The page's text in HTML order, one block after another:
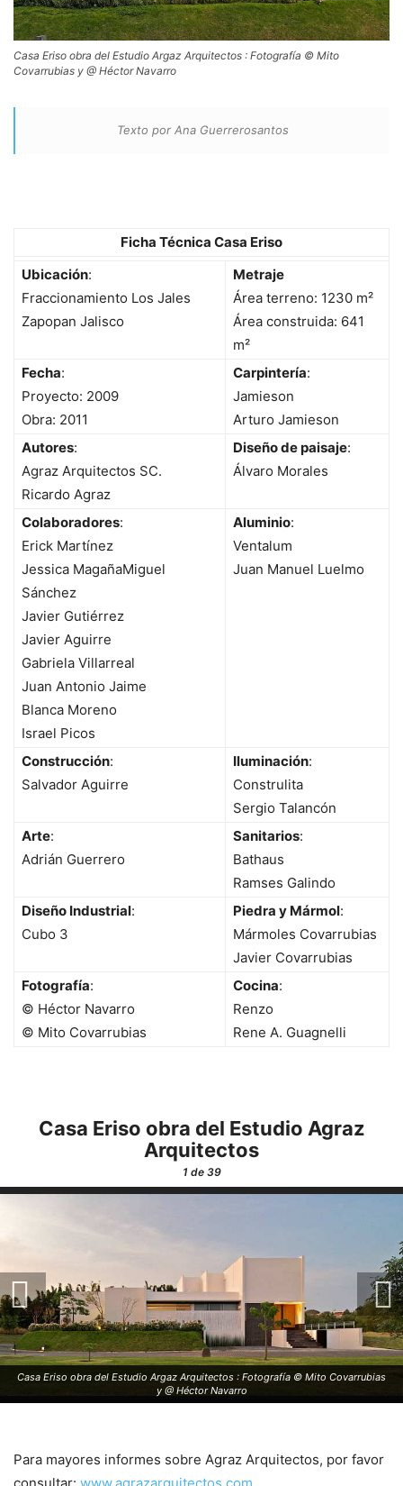
Casa Eriso obra del Estudio Argaz Arquitectos : Fotografía © Mito
Covarrubias y @ Héctor Navarro
Texto por Ana Guerrerosantos
Ficha Técnica Casa Eriso
Ubicación:
Fraccionamiento Los Jales
Zapopan Jalisco
Metraje
Área terreno: 1230 m²
Área construida: 641
m²
Fecha:
Proyecto: 2009
Obra: 2011
Carpintería:
Jamieson
Arturo Jamieson
Autores:
Agraz Arquitectos SC.
Ricardo Agraz
Diseño de paisaje:
Álvaro Morales
Colaboradores:
Erick Martínez
Jessica MagañaMiguel
Sánchez
Javier Gutiérrez
Javier Aguirre
Gabriela Villarreal
Juan Antonio Jaime
Blanca Moreno
Israel Picos
Aluminio:
Ventalum
Juan Manuel Luelmo
Construcción:
Salvador Aguirre
Iluminación:
Construlita
Sergio Talancón
Arte:
Adrián Guerrero
Sanitarios:
Bathaus
Ramses Galindo
Diseño Industrial:
Cubo 3
Piedra y Mármol:
Mármoles Covarrubias
Javier Covarrubias
Fotografía:
© Héctor Navarro
© Mito Covarrubias
Cocina:
Renzo
Rene A. Guagnelli
Casa Eriso obra del Estudio Agraz
Arquitectos
1de 39
Casa Eriso obra del Estudio Argaz Arquitectos : Fotografía © Mito Covarrubias
y @ Héctor Navarro
Para mayores informes sobre Agraz Arquitectos, por favor
consultar: www.agrazarquitectos.com